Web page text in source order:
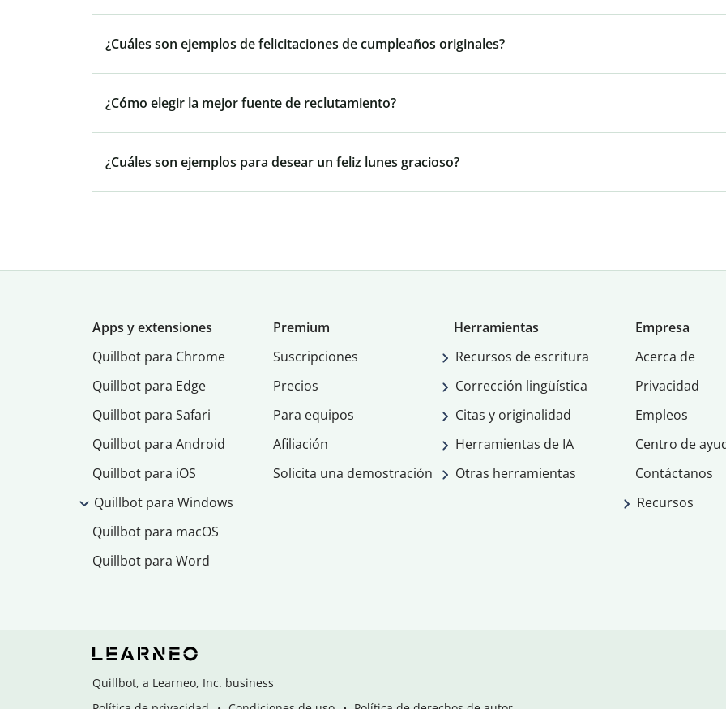
¿Cuáles son ejemplos de felicitaciones de cumpleaños originales?
¿Cómo elegir la mejor fuente de reclutamiento?
¿Cuáles son ejemplos para desear un feliz lunes gracioso?
Apps y extensiones
Quillbot para Chrome
Quillbot para Edge
Quillbot para Safari
Quillbot para Android
Quillbot para iOS
Quillbot para Windows
Quillbot para macOS
Quillbot para Word
Premium
Suscripciones
Precios
Para equipos
Afiliación
Solicita una demostración
Herramientas
Recursos de escritura
Corrección lingüística
Citas y originalidad
Herramientas de IA
Otras herramientas
Empresa
Acerca de
Privacidad
Empleos
Centro de
Contáctanos
Recursos
Quillbot, a Learneo, Inc. business